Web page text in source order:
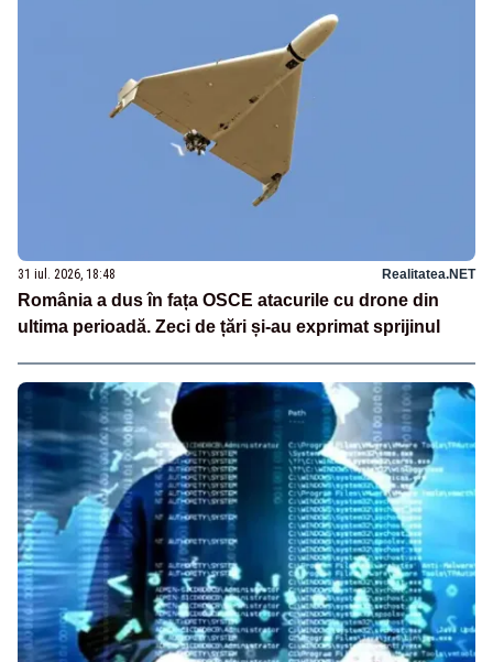
31 iul. 2026, 18:48 Realitatea.NET
România a dus în fața OSCE atacurile cu drone din
ultima perioadă. Zeci de țări și-au exprimat sprijinul